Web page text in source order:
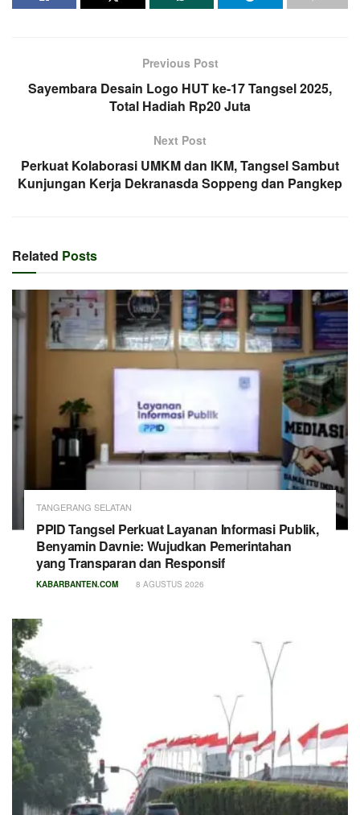
Previous Post
Sayembara Desain Logo HUT ke-17 Tangsel 2025,
Total Hadiah Rp20 Juta
Next Post
Perkuat Kolaborasi UMKM dan IKM, Tangsel Sambut
Kunjungan Kerja Dekranasda Soppeng dan Pangkep
Related Posts
TANGERANG SELATAN
PPID Tangsel Perkuat Layanan Informasi Publik,
Benyamin Davnie: Wujudkan Pemerintahan
yang Transparan dan Responsif
KABARBANTEN.COM 8 AGUSTUS 2026